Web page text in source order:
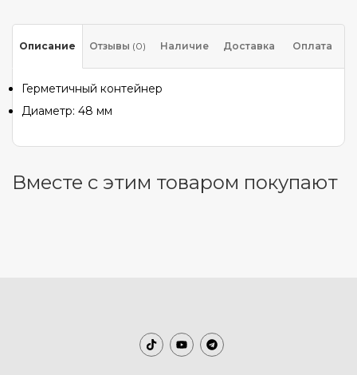
Описание Отзывы (0) Наличие Доставка Оплата
Герметичный контейнер
Диаметр: 48 мм
Вместе с этим товаром покупают